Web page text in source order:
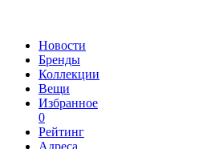
Новости
Бренды
Коллекции
Вещи
Избранное
0
Рейтинг
Адреса